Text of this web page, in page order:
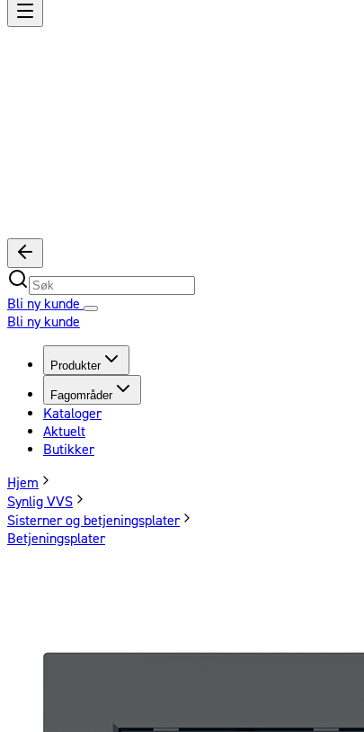
Bli ny kunde
Bli ny kunde
Produkter
Fagområder
Kataloger
Aktuelt
Butikker
Hjem
Synlig VVS
Sisterner og betjeningsplater
Betjeningsplater